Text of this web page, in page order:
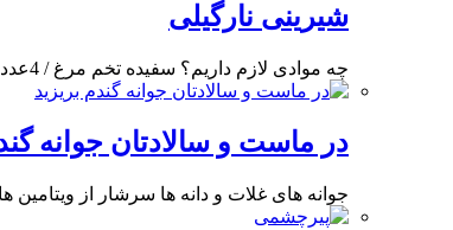
شیرینی نارگیلی
چه موادی لازم داریم؟ سفیده تخم مرغ / 4عدد پودر نارگیل / 2 پیمانه شکر /
در ماست و سالادتان جوانه
جوانه های غلات و دانه ها سرشار از ویتامین